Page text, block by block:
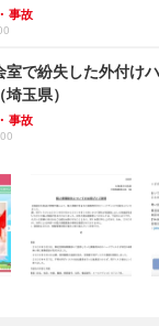
事故
室で紛失した外付け
玉県）
事故